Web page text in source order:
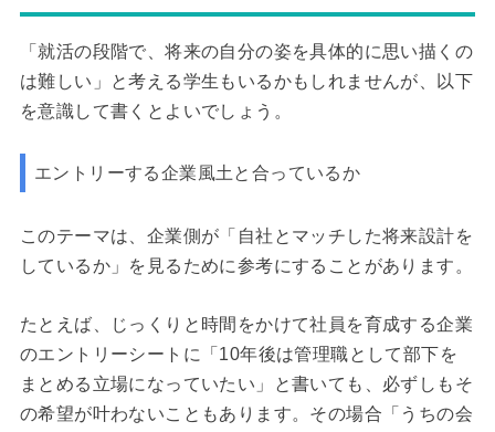
「就活の段階で、将来の自分の姿を具体的に思い描くの
は難しい」と考える学生もいるかもしれませんが、以下
を意識して書くとよいでしょう。
エントリーする企業風土と合っているか
このテーマは、企業側が「自社とマッチした将来設計を
しているか」を見るために参考にすることがあります。
たとえば、じっくりと時間をかけて社員を育成する企業
のエントリーシートに「10年後は管理職として部下を
まとめる立場になっていたい」と書いても、必ずしもそ
の希望が叶わないこともあります。その場合「うちの会